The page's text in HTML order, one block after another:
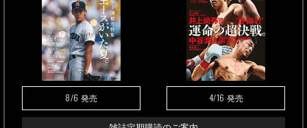
8/6 発売 4/16 発売